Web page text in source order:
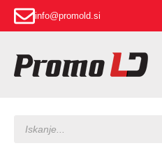
info@promold.si
search